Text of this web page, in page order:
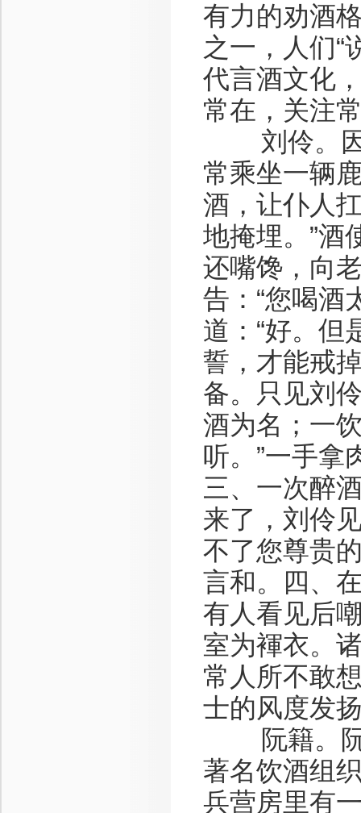
有力的劝酒
之一，人们“
代言酒文化
常在，关注
刘伶。因
常乘坐一辆
酒，让仆人
地掩埋。”酒
还嘴馋，向
告：“您喝酒
道：“好。但
誓，才能戒
备。只见刘
酒为名；一
听。”一手拿
三、一次醉
来了，刘伶
不了您尊贵
言和。四、
有人看见后
室为褌衣。
常人所不敢
士的风度发
阮籍。阮
著名饮酒组
兵营房里有